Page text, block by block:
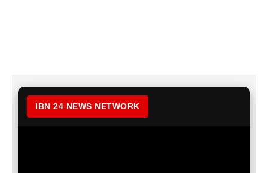
IBN 24 NEWS NETWORK